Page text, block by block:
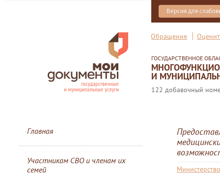
Версия для
Обращения
ГОСУДАРСТВЕННОЕ
И
122 добавочный
Главная
Участникам СВО и членам их
семей